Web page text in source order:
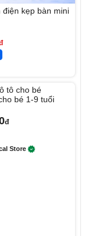
điện kẹp bàn mini
tô cho bé
bé 1-9 tuổi
đ
Store